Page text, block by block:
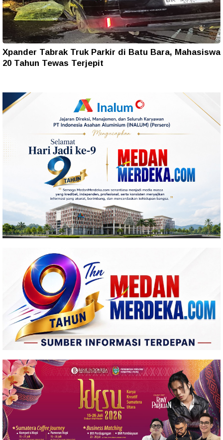
Xpander Tabrak Truk Parkir di Batu Bara, Mahasiswa
20 Tahun Tewas Terjepit